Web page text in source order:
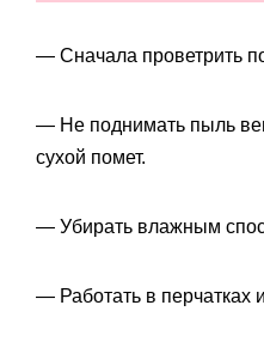
— Сначала проветрить
— Не поднимать пыль
сухой помет.
— Убирать влажным
— Работать в перчатках